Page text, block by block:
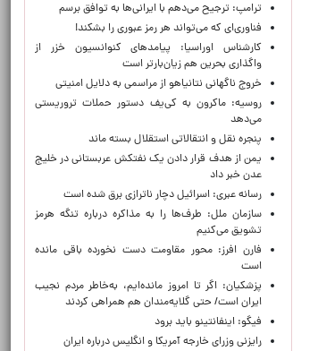
ترامپ: ترجیح می‌دهم با ایرانی‌‌ها به توافق برسم
فناوری‌ای که می‌تواند هر رمز عبوری را بشکند!
کارشناس اوراسیا: پیامدهای کنوانسیون خزر از
واگذاری بحرین هم زیان‌بارتر است
خروج ناگهانی نتانیاهو از مراسمی به دلایل امنیتی
روسیه: ماکرون به کی‌یف دستور حملات تروریستی
می‌دهد
پنجره‌ نقل و انتقالاتی استقلال بسته ماند
یمن از هدف قرار دادن یک نفتکش عربستانی در خلیج
عدن خبر داد
رسانه عبری: اسرائیل دچار ناترازی برق شده است
سازمان ملل: طرف‌ها را به مذاکره درباره تنگه هرمز
تشویق می‌کنیم
فارن افرز: محور مقاومت دست نخورده باقی مانده
است
پزشکیان: اگر تا امروز مانده‌ایم، به‌خاطر مردم نجیب
ایران است/ حتی گلایه‌مندان هم همراهی کردند
فیگو: اینفانتینو باید برود
رایزنی وزرای خارجه آمریکا و انگلیس درباره ایران